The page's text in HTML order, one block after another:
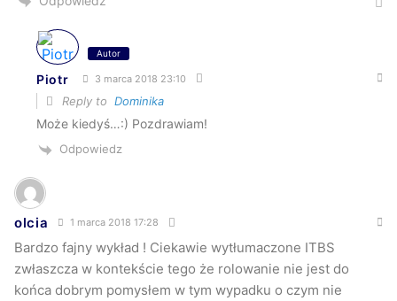
Autor
Piotr 3 marca 2018 23:10
Reply to Dominika
Może kiedyś…:) Pozdrawiam!
Odpowiedz
olcia 1 marca 2018 17:28
Bardzo fajny wykład ! Ciekawie wytłumaczone ITBS
zwłaszcza w kontekście tego że rolowanie nie jest do
końca dobrym pomysłem w tym wypadku o czym nie